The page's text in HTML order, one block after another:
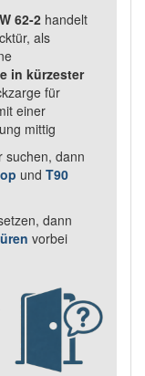
62-2 handelt
als
in kürzester
für
einer
mittig
suchen, dann
und T90
dann
vorbei